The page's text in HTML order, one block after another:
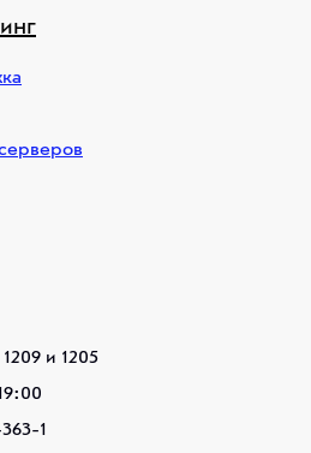
и 1205
1